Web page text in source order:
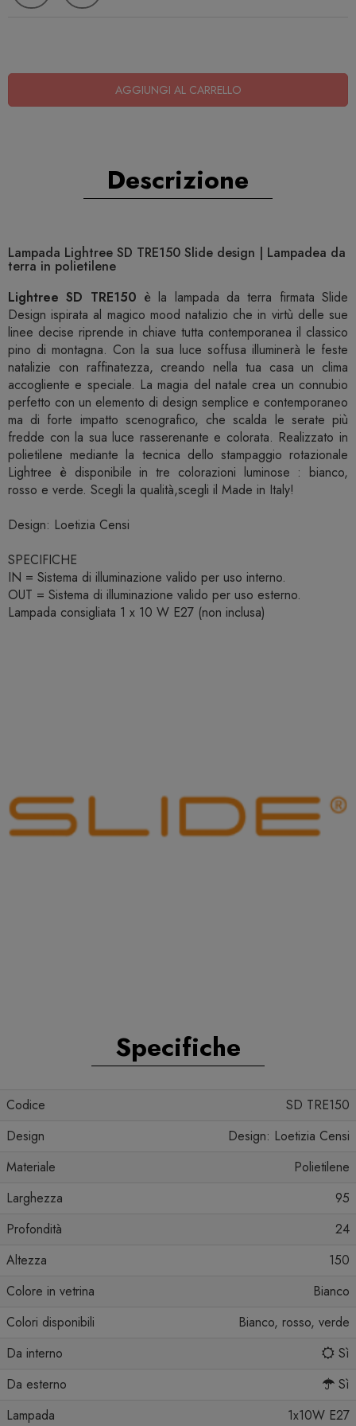
AGGIUNGI AL CARRELLO
Descrizione
Lampada Lightree SD TRE150 Slide design | Lampadea da
terra in polietilene
Lightree SD TRE150 è la lampada da terra firmata Slide
Design ispirata al magico mood natalizio che in virtù delle sue
linee decise riprende in chiave tutta contemporanea il classico
pino di montagna. Con la sua luce soffusa illuminerà le feste
natalizie con raffinatezza, creando nella tua casa un clima
accogliente e speciale. La magia del natale crea un connubio
perfetto con un elemento di design semplice e contemporaneo
ma di forte impatto scenografico, che scalda le serate più
fredde con la sua luce rasserenante e colorata. Realizzato in
polietilene mediante la tecnica dello stampaggio rotazionale
Lightree è disponibile in tre colorazioni luminose : bianco,
rosso e verde. Scegli la qualità,scegli il Made in Italy!
Design: Loetizia Censi
SPECIFICHE
IN = Sistema di illuminazione valido per uso interno.
OUT = Sistema di illuminazione valido per uso esterno.
Lampada consigliata 1 x 10 W E27 (non inclusa)
Specifiche
Codice
SD TRE150
Design
Design: Loetizia Censi
Materiale
Polietilene
Larghezza
95
Profondità
24
Altezza
150
Colore in vetrina
Bianco
Colori disponibili
Bianco, rosso, verde
Da interno
Sì
Da esterno
Sì
Lampada
1x10W E27